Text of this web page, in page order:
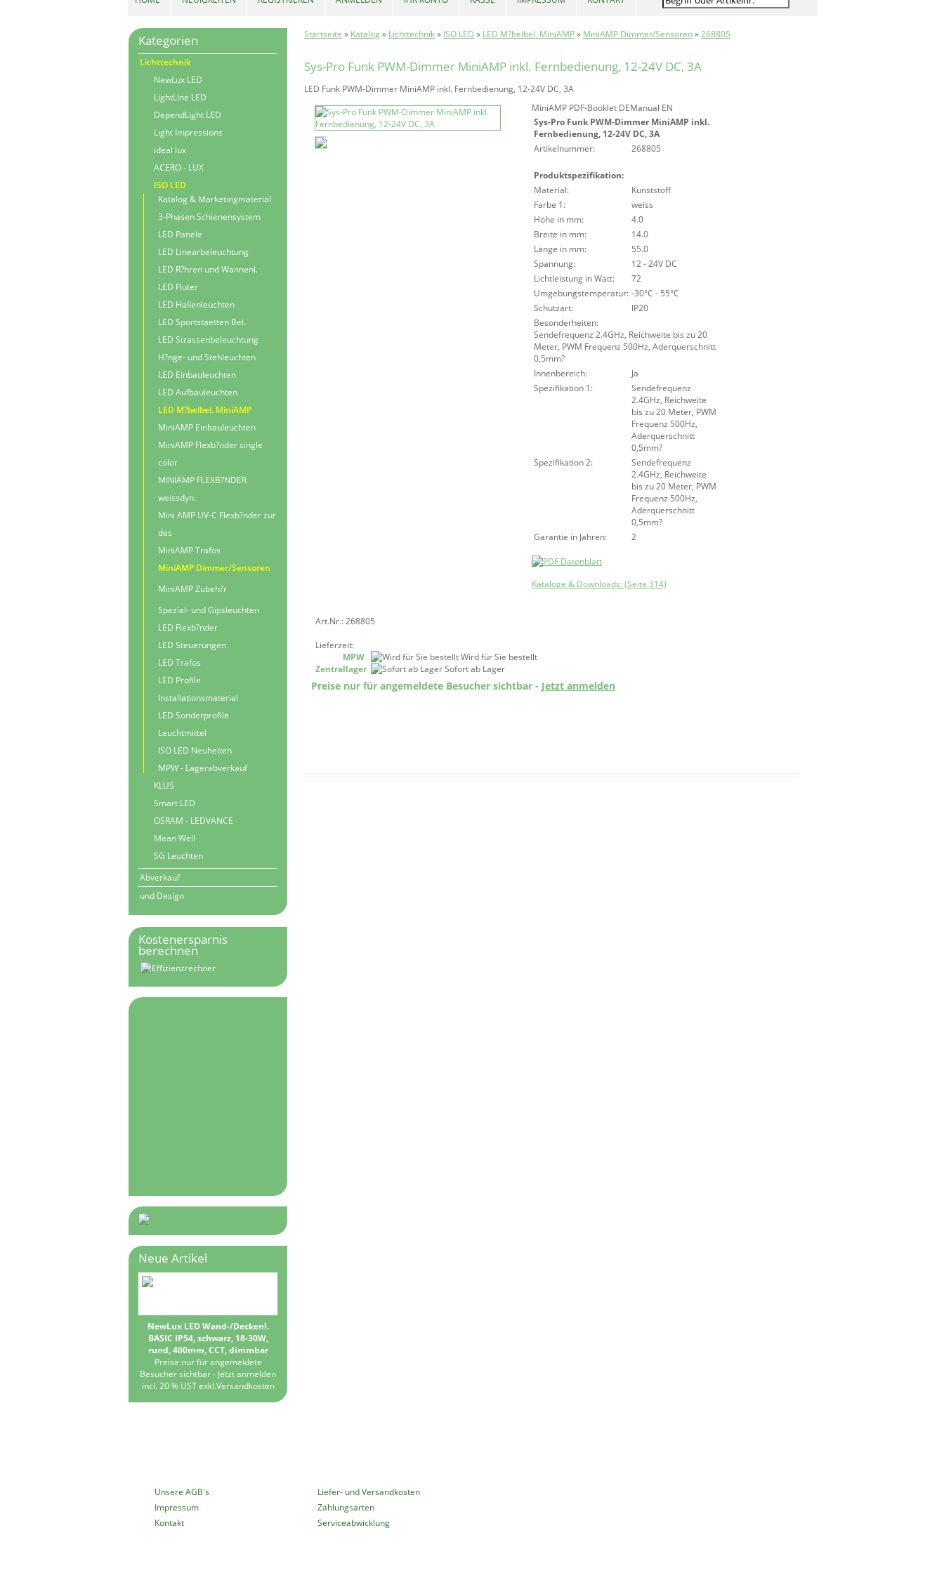
Startseite » Katalog» Lichttechnik» ISO LED » LED M?belbel. MiniAMP» MiniAMP Dimmer/Sensoren»268805
Sys-Pro Funk PWM-Dimmer MiniAMP inkl. Fernbedienung, 12-24V DC, 3A
LED Funk PWM-Dimmer MiniAMP inkl. Fernbedienung, 12-24V DC, 3A
MiniAMP PDF-Booklet DEManual EN
Sys-Pro Funk PWM-Dimmer MiniAMP inkl.
Fernbedienung, 12-24V DC, 3A
Artikelnummer:
268805
Produktspezifikation:
Material:
Kunststoff
Farbe 1:
weiss
Höhe in mm:
4.0
Breite in mm:
14.0
Länge in mm:
55.0
Spannung:
12 - 24V DC
Lichtleistung in Watt:
72
Umgebungstemperatur: -30°C - 55°C
Schutzart:
IP20
Besonderheiten:
Sendefrequenz 2.4GHz, Reichweite bis zu 20
Meter, PWM Frequenz 500Hz, Aderquerschnitt
0,5mm?
Innenbereich:
Ja
Spezifikation 1:
Sendefrequenz
2.4GHz, Reichweite
bis zu 20 Meter, PWM
Frequenz 500Hz,
Aderquerschnitt
0,5mm?
Spezifikation 2:
Sendefrequenz
2.4GHz, Reichweite
bis zu 20 Meter, PWM
Frequenz 500Hz,
Aderquerschnitt
0,5mm?
Garantie in Jahren:
2
Kataloge & Downloads: (Seite 314)
Art.Nr.: 268805
Lieferzeit:
MPW
Wird für Sie bestellt
Zentrallager
Sofort ab Lager
Preise nur für angemeldete Besucher sichtbar - Jetzt anmelden
Kategorien
Lichttechnik
NewLux LED
LightLine LED
DependLight LED
Light Impressions
ideal lux
ACERO - LUX
ISO LED
Katalog & Marketingmaterial
3-Phasen Schienensystem
LED Panele
LED Linearbeleuchtung
LED R?hren und Wannenl.
LED Fluter
LED Hallenleuchten
LED Sportstaetten Bel.
LED Strassenbeleuchtung
H?nge- und Stehleuchten
LED Einbauleuchten
LED Aufbauleuchten
LED M?belbel. MiniAMP
MiniAMP Einbauleuchten
MiniAMP Flexb?nder single
color
MINIAMP FLEXB?NDER
weissdyn.
Mini AMP UV-C Flexb?nder zur
des
MiniAMP Trafos
MiniAMP Dimmer/Sensoren
MiniAMP Zubeh?r
Spezial- und Gipsleuchten
LED Flexb?nder
LED Steuerungen
LED Trafos
LED Profile
Installationsmaterial
LED Sonderprofile
Leuchtmittel
ISO LED Neuheiten
MPW - Lagerabverkauf
KLUS
Smart LED
OSRAM - LEDVANCE
Mean Well
SG Leuchten
Abverkauf
und Design
Kostenersparnis
berechnen
Neue Artikel
NewLux LED Wand-/Deckenl.
BASIC IP54, schwarz, 18-30W,
rund, 400mm, CCT, dimmbar
Preise nur für angemeldete
Besucher sichtbar - Jetzt anmelden
incl. 20 % UST exkl.Versandkosten
Unsere AGB's
Impressum
Kontakt
Liefer- und Versandkosten
Zahlungsarten
Serviceabwicklung